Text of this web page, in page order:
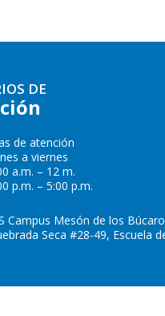
DE
de atención
a viernes
a.m. – 12 m.
p.m. – 5:00 p.m.
Campus Mesón de los
Seca #28-49, Escuela